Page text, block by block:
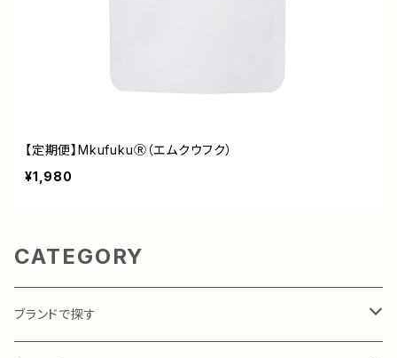
【定期便】MkufukuⓇ（エムクウフク）
¥1,980
CATEGORY
ブランドで探す